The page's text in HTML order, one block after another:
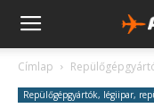
Címlap
Repülőgépgyártók, légiipar,